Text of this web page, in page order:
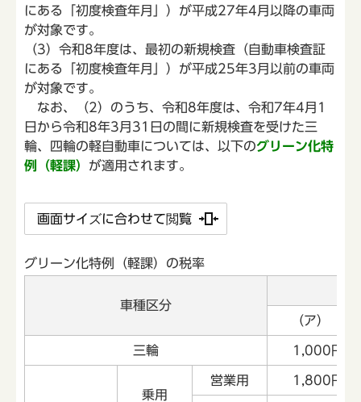
にある「初度検査年月」）が平成27年4月以降の車両
が対象です。
（3）令和8年度は、最初の新規検査（自動車検査証
にある「初度検査年月」）が平成25年3月以前の車両
が対象です。
なお、（2）のうち、令和8年度は、令和7年4月1
日から令和8年3月31日の間に新規検査を受けた三
輪、四輪の軽自動車については、以下のグリーン化特
例（軽課） が適用されます。
画面サイズに合わせて閲覧
グリーン化特例（軽課）の税率
車種区分
（ア）
三輪 1,000円
乗用
営業用 1,800円